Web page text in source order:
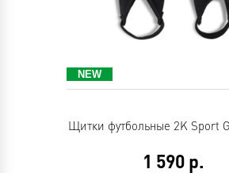
Щитки футбольные 2K Sport
1 590 р.